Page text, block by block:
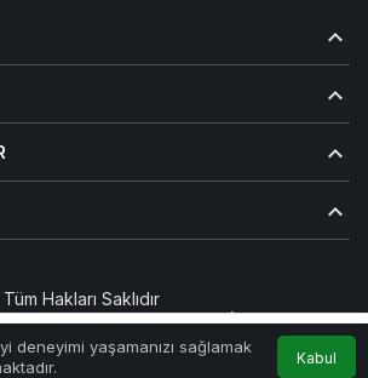
deneyimi yaşamanızı sağlamak
Kabul
Hakları Saklıdır
Hesabım Gizlilik politikası İletişim